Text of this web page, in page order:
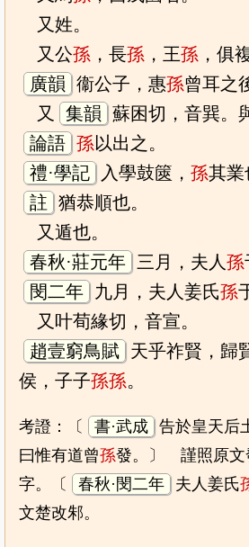
又姓。
又公孫 ，長孫 ，王孫 ，俱
廣韻 衞公子，惠孫曾耳之
又
集韻 蘇困切，音巽。
論語 孫以出之。
禮·學記
入學鼓篋，孫其業
註 猶恭順也。
又遁也。
春秋·莊元年 三月，夫人孫
閔二年
九月，夫人姜氏孫
又叶荀緣切，音宣。
趙壹窮鳥賦 天乎祚賢，歸
侯，子子孫孫。
考證：〔 書·武成 告於皇天后
曰惟有道曾孫發。〕 謹照原文
字。〔
春秋·閔二年 夫人姜氏
文楚改邾。